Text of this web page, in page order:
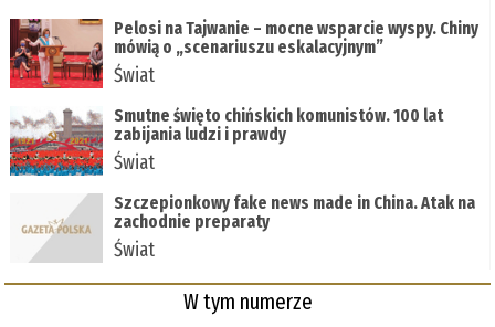
Pelosi na Tajwanie – mocne wsparcie wyspy. Chiny
mówią o „scenariuszu eskalacyjnym”
Świat
Smutne święto chińskich komunistów. 100 lat
zabijania ludzi i prawdy
Świat
Szczepionkowy fake news made in China. Atak na
zachodnie preparaty
Świat
W tym numerze